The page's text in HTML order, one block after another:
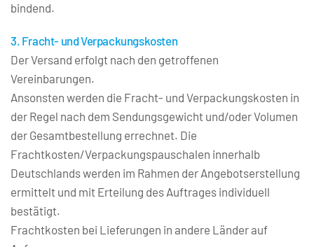
bindend.
3. Fracht- und Verpackungskosten
Der Versand erfolgt nach den getroffenen
Vereinbarungen.
Ansonsten werden die Fracht- und Verpackungskosten in
der Regel nach dem Sendungsgewicht und/oder Volumen
der Gesamtbestellung errechnet. Die
Frachtkosten/Verpackungspauschalen innerhalb
Deutschlands werden im Rahmen der Angebotserstellung
ermittelt und mit Erteilung des Auftrages individuell
bestätigt.
Frachtkosten bei Lieferungen in andere Länder auf